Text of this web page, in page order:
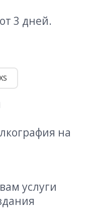
3 дней.
на
услуги